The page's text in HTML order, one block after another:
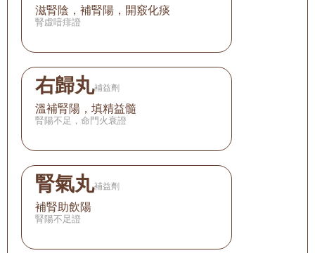
滋腎陰，補腎陽，開竅化痰
腎虛喑痱證
右歸丸補益劑
溫補腎陽，填精益髓
腎陽不足，命門火衰證
腎氣丸補益劑
補腎助飲陽
腎陽不足證